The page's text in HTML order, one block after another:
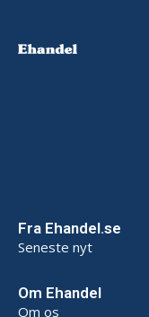
Fra Ehandel.se
Seneste nyt
Om Ehandel
Om os